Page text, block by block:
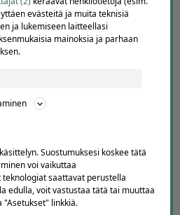
evästeitä ja muita teknisiä
ja lukemiseen laitteellasi
mainoksia ja parhaan
Suostumuksesi koskee tätä
voi vaikuttaa
teknologiat saattavat perustella
edulla, voit vastustaa tätä tai muuttaa
"Asetukset" linkkiä.